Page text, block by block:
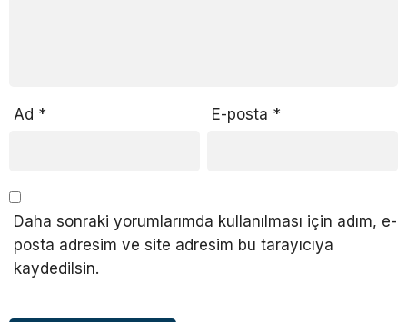
Ad * E-posta *
Daha sonraki yorumlarımda kullanılması için adım, e-
posta adresim ve site adresim bu tarayıcıya
kaydedilsin.